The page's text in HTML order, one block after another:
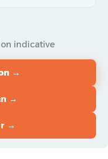
indicative
→
→
→